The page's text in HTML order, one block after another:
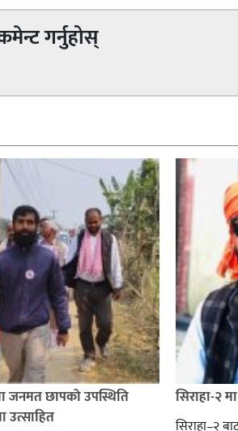
गर्नुहोस्
जनमत छापको उपस्थिति
उत्साहित
सिराहा-२
सिराहा–२